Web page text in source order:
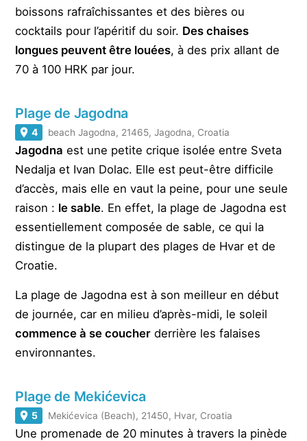
boissons rafraîchissantes et des bières ou
cocktails pour l’apéritif du soir. Des chaises
longues peuvent être louées, à des prix allant de
70 à 100 HRK par jour.
Plage de Jagodna
4 beach Jagodna, 21465, Jagodna, Croatia
Jagodna est une petite crique isolée entre Sveta
Nedalja et Ivan Dolac. Elle est peut-être difficile
d’accès, mais elle en vaut la peine, pour une seule
raison : le sable. En effet, la plage de Jagodna est
essentiellement composée de sable, ce qui la
distingue de la plupart des plages de Hvar et de
Croatie.
La plage de Jagodna est à son meilleur en début
de journée, car en milieu d’après-midi, le soleil
commence à se coucher derrière les falaises
environnantes.
Plage de Mekićevica
5 Mekićevica (Beach), 21450, Hvar, Croatia
Une promenade de 20 minutes à travers la pinède